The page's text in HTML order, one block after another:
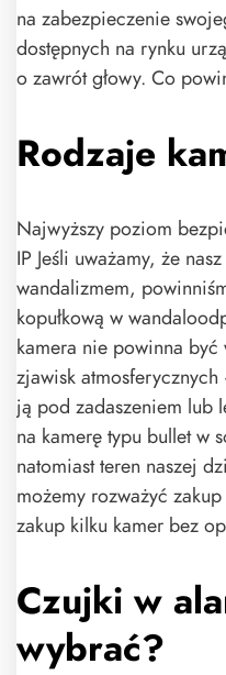
na zabezpieczenie
dostępnych na rynku
o zawrót głowy. Co
Rodzaje
Najwyższy poziom
IP Jeśli uważamy, że
wandalizmem,
kopułkową w
kamera nie powinna być
zjawisk
ją pod zadaszeniem lub
na kamerę typu bullet w
natomiast teren naszej
możemy rozważyć
zakup kilku kamer bez
Czujki w
wybrać?